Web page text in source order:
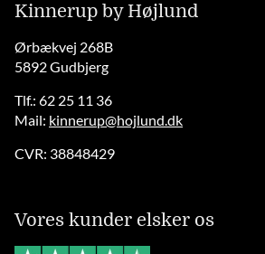
Kinnerup by Højlund
Ørbækvej 268B
5892 Gudbjerg
Tlf.: 62 25 11 36
Mail: kinnerup@hojlund.dk
CVR: 38848429
Vores kunder elsker os